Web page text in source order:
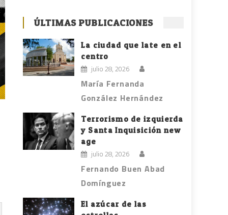
ÚLTIMAS PUBLICACIONES
La ciudad que late en el
centro
julio 28, 2026
María Fernanda
González Hernández
Terrorismo de izquierda
y Santa Inquisición new
age
julio 28, 2026
Fernando Buen Abad
Domínguez
El azúcar de las